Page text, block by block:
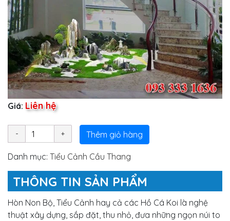
Giá: Liên hệ
Thêm giỏ hàng
Danh mục: Tiểu Cảnh Cầu Thang
THÔNG TIN SẢN PHẨM
Hòn Non Bộ, Tiểu Cảnh hay cả các Hồ Cá Koi là nghệ
thuật xây dựng, sắp đặt, thu nhỏ, đưa những ngọn núi to